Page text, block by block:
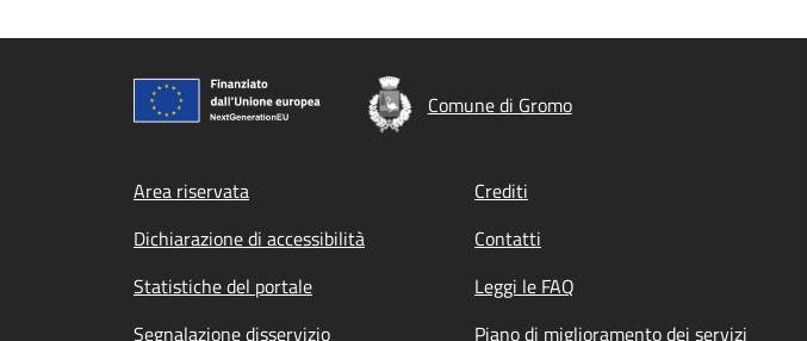
Comune di Gromo
Footer menu
Area riservata Crediti
Dichiarazione di accessibilità
Contatti
Statistiche del portale
Leggi le FAQ
Segnalazione disservizio
Piano di miglioramento dei servizi